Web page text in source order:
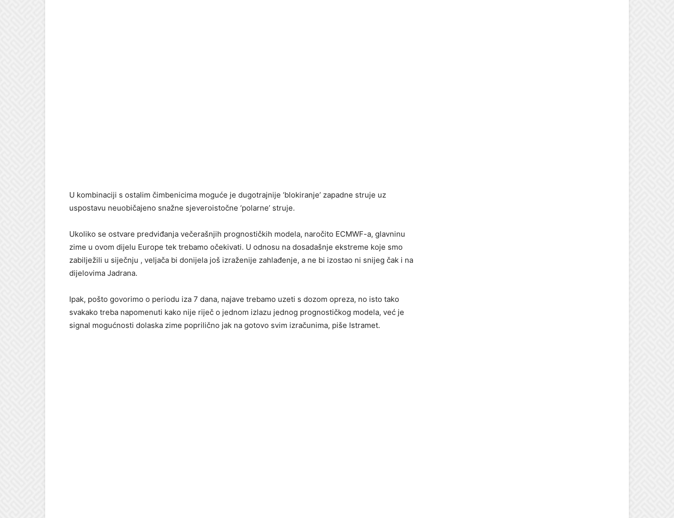
U kombinaciji s ostalim čimbenicima moguće je dugotrajnije ‘blokiranje’ zapadne struje uz
uspostavu neuobičajeno snažne sjeveroistočne ‘polarne’ struje.
Ukoliko se ostvare predviđanja večerašnjih prognostičkih modela, naročito ECMWF-a, glavninu
zime u ovom dijelu Europe tek trebamo očekivati. U odnosu na dosadašnje ekstreme koje smo
zabilježili u siječnju , veljača bi donijela još izraženije zahlađenje, a ne bi izostao ni snijeg čak i na
dijelovima Jadrana.
Ipak, pošto govorimo o periodu iza 7 dana, najave trebamo uzeti s dozom opreza, no isto tako
svakako treba napomenuti kako nije riječ o jednom izlazu jednog prognostičkog modela, već je
signal mogućnosti dolaska zime poprilično jak na gotovo svim izračunima, piše Istramet.